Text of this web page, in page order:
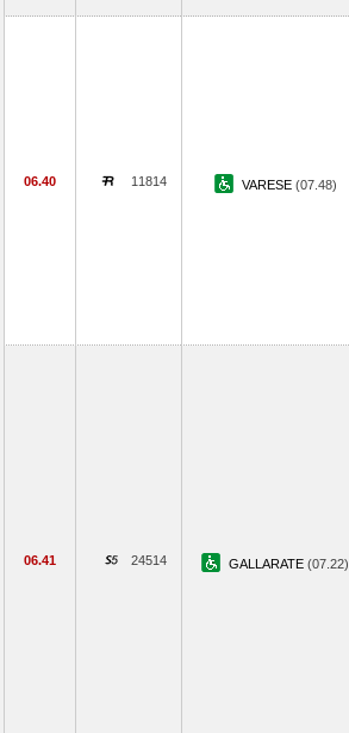
06.40 11814 VARESE (07.48)
06.41 24514 GALLARATE (07.22)